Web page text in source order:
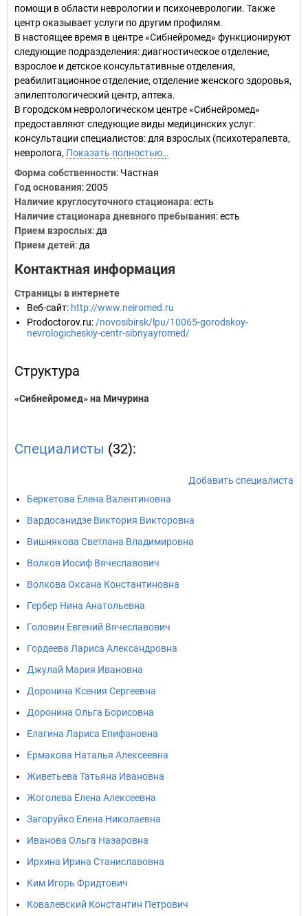
помощи в области неврологии и психоневрологии. Также
центр оказывает услуги по другим профилям.
В настоящее время в центре «Сибнейромед» функционируют
следующие подразделения: диагностическое отделение,
взрослое и детское консультативные отделения,
реабилитационное отделение, отделение женского здоровья,
эпилептологический центр, аптека.
В городском неврологическом центре «Сибнейромед»
предоставляют следующие виды медицинских услуг:
консультации специалистов: для взрослых (психотерапевта,
невролога, Показать полностью…
Форма собственности: Частная
Год основания:2005
Наличие круглосуточного стационара: есть
Наличие стационара дневного пребывания: есть
Прием взрослых: да
Прием детей: да
Контактная информация
Страницы в интернете
Веб-сайт: http://www.neiromed.ru
Prodoctorov.ru: /novosibirsk/lpu/10065-gorodskoy-
nevrologicheskiy-centr-sibnyayromed/
Структура
«Сибнейромед» на Мичурина
Специалисты (32):
Добавить специалиста
Беркетова Елена Валентиновна
Вардосанидзе Виктория Викторовна
Вишнякова Светлана Владимировна
Волков Иосиф Вячеславович
Волкова Оксана Константиновна
Гербер Нина Анатольевна
Головин Евгений Вячеславович
Гордеева Лариса Александровна
Джулай Мария Ивановна
Доронина Ксения Сергеевна
Доронина Ольга Борисовна
Елагина Лариса Епифановна
Ермакова Наталья Алексеевна
Живетьева Татьяна Ивановна
Жоголева Елена Алексеевна
Загоруйко Елена Николаевна
Иванова Ольга Назаровна
Ирхина Ирина Станиславовна
Ким Игорь Фридтович
Ковалевский Константин Петрович